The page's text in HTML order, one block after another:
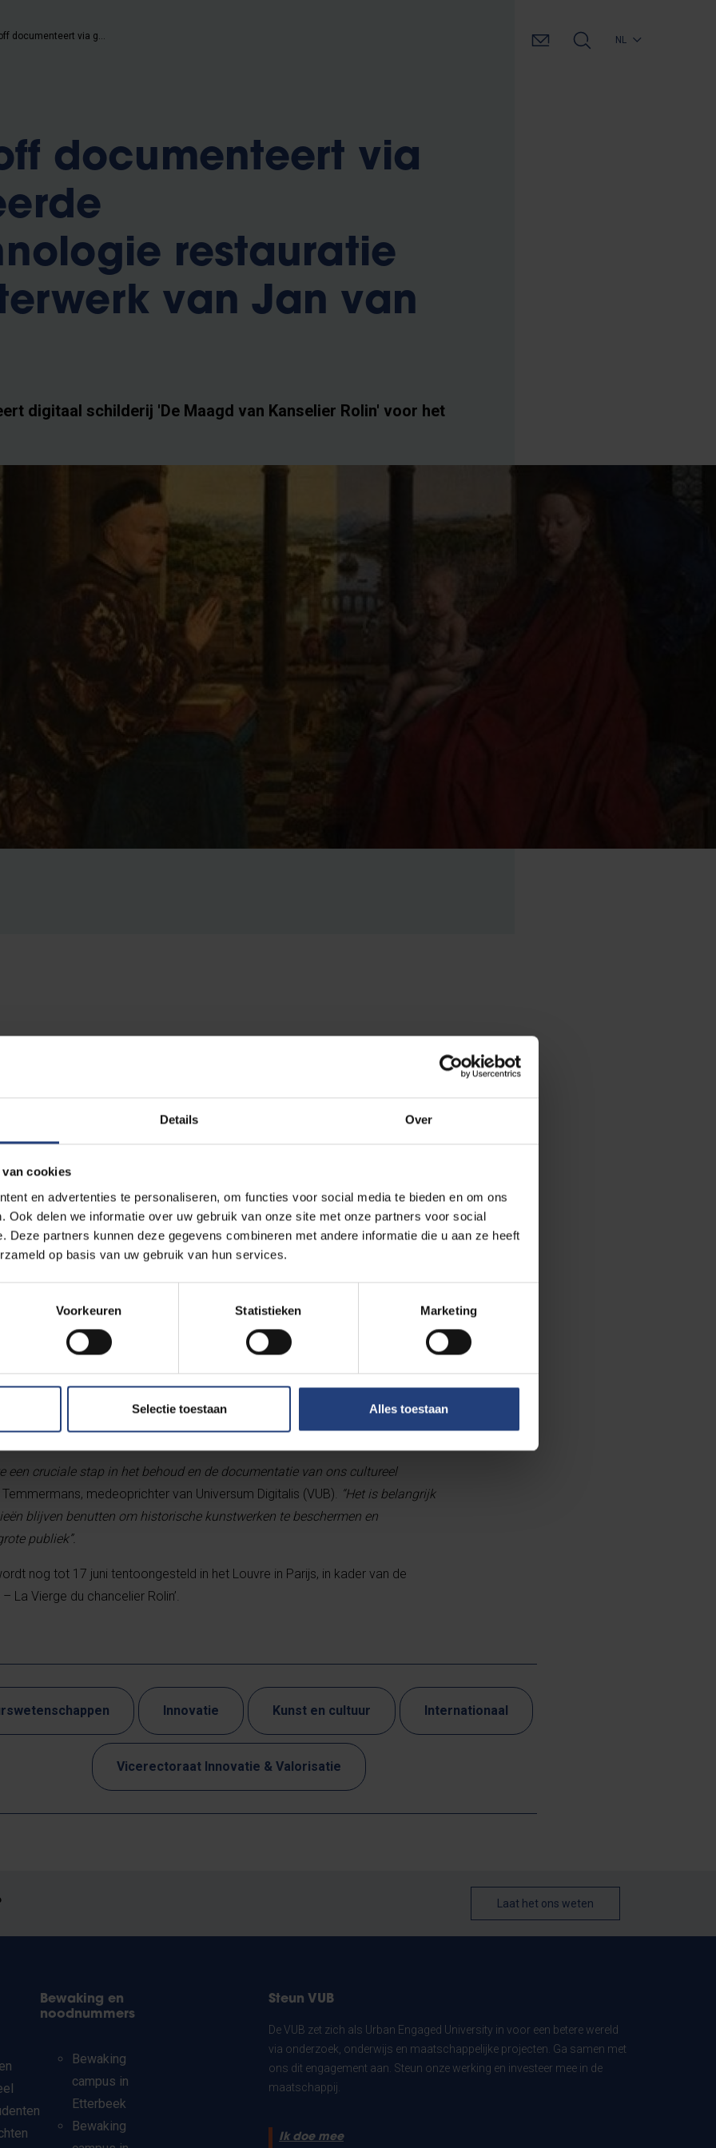
Details Over
van cookies
en advertenties te personaliseren, om functies voor social media te bieden en om ons
Ook delen we informatie over uw gebruik van onze site met onze partners voor social
Deze partners kunnen deze gegevens combineren met andere informatie die u aan ze heeft
op basis van uw gebruik van hun services.
Voorkeuren Statistieken Marketing
Selectie toestaan Alles toestaan
NL
documenteert via
restauratie
van Jan van
digitaal schilderij 'De Maagd van Kanselier Rolin' voor het
van de Vrije Universiteit Brussel (VUB) voerde een digitale
‘De Maagd van Kanselier Rolin’ van Jan van Eyck voor het
het de restauratie van het werk op een ongezien
is een unieke pixelniveauvergelijking van zowel vóór als na de
van Van Eycks beroemdste werken. Het project werd afgerond in december
beeldtechnologie speelde Universum Digitalis een belangrijke rol bij het
van het kunstwerk.
als achterkant van het schilderij.
werden geanalyseerd en samengevoegd met behulp van
gigapixelbeelden van het werk te produceren. Hierdoor werd een unieke
op pixelniveau mogelijk.”
een cruciale stap in het behoud en de documentatie van ons cultureel
medeoprichter van Universum Digitalis (VUB).
“Het is belangrijk
blijven benutten om historische kunstwerken te beschermen en
publiek”.
nog tot 17 juni tentoongesteld in het Louvre in Parijs, in kader van de
La Vierge du chancelier Rolin’.
Innovatie Kunst en cultuur Internationaal
Vicerectoraat Innovatie & Valorisatie
Laat het ons weten
Bewaking en
noodnummers
Bewaking
campus in
Etterbeek
Bewaking
Steun VUB
De VUB zet zich als Urban Engaged University in voor een betere wereld
via onderzoek, onderwijs en maatschappelijke projecten. Ga samen met
ons dit engagement aan. Steun onze werking en investeer mee in de
maatschappij.
Ik doe mee